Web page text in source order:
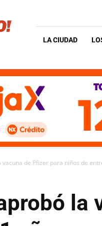
LA CIUDAD
de Pfizer para niños de
la